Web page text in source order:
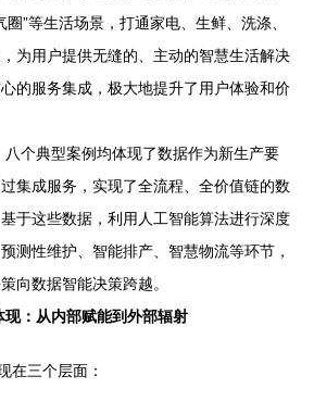
圈”等生活场景，打通家电、生鲜、洗涤、
为用户提供无缝的、主动的智慧生活解决
的服务集成，极大地提升了用户体验和价
八个典型案例均体现了数据作为新生产要
集成服务，实现了全流程、全价值链的数
于这些数据，利用人工智能算法进行深度
测性维护、智能排产、智慧物流等环节，
向数据智能决策跨越。
现：从内部赋能到外部辐射
在三个层面：